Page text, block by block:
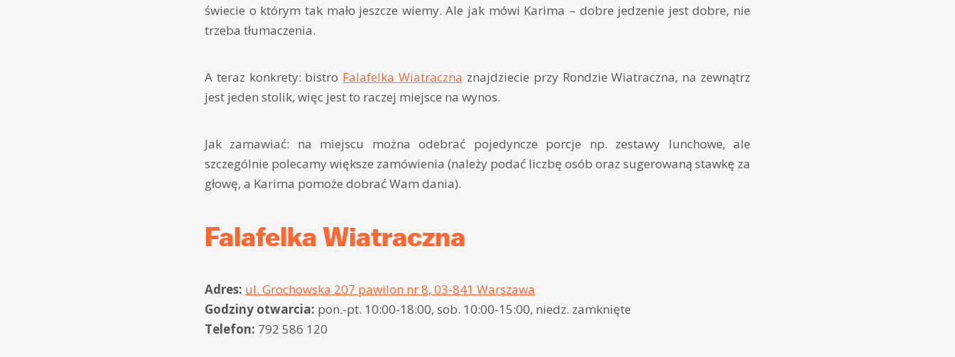
świecie o którym tak mało jeszcze wiemy. Ale jak mówi Karima – dobre jedzenie jest dobre, nie
trzeba tłumaczenia.
A teraz konkrety: bistro Falafelka Wiatraczna znajdziecie przy Rondzie Wiatraczna, na zewnątrz
jest jeden stolik, więc jest to raczej miejsce na wynos.
Jak zamawiać: na miejscu można odebrać pojedyncze porcje np. zestawy lunchowe, ale
szczególnie polecamy większe zamówienia (należy podać liczbę osób oraz sugerowaną stawkę za
głowę, a Karima pomoże dobrać Wam dania).
Falafelka Wiatraczna
Adres: ul. Grochowska 207 pawilon nr 8, 03-841 Warszawa
Godziny otwarcia: pon.-pt. 10:00-18:00, sob. 10:00-15:00, niedz. zamknięte
Telefon: 792 586 120